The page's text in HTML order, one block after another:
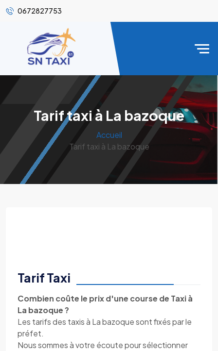
0672827753
Tarif taxi à La bazoque
Accueil
Tarif taxi à La bazoque
Tarif Taxi
Combien coûte le prix d'une course de Taxi à
La bazoque ?
Les tarifs des taxis à La bazoque sont fixés par le
préfet.
Nous sommes à votre écoute pour sélectionner